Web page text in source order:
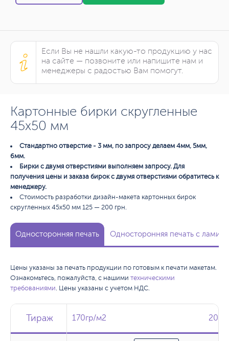
Если Вы не нашли какую-то продукцию у нас
на сайте — позвоните или напишите нам и
менеджеры с радостью Вам помогут.
Картонные бирки скругленные
45х50 мм
Стандартно отверстие - 3 мм, по запросу делаем 4мм, 5мм,
6мм.
Бирки с двумя отверстиями выполняем запросу. Для
получения цены и заказа бирок с двумя отверстиями обратитесь к
менеджеру.
Стоимость разработки дизайн-макета картонных бирок
скругленных 45х50 мм 125 — 200 грн.
Односторонняя печать Односторонняя печать с
Цены указаны за печать продукции по готовым к печати макетам.
Ознакомьтесь, пожалуйста, с нашими техническими
требованиями. Цены указаны с учетом НДС.
Тираж
Тираж 170гр/м2
Тираж 170гр/м2